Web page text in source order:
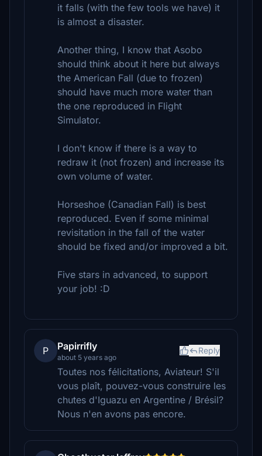
it falls (with the few tools we have) it
is almost a disaster.
Another thing, I know that Asobo
should think about it here but always
the American Fall (due to frozen)
should have much more water than
the one reproduced in Flight
Simulator.
I don't know if there is a way to
redraw it (not frozen) and increase its
own volume of water.
Horseshoe (Canadian Fall) is best
reproduced. Even if some minimal
revisitation in the fall of the water
should be fixed and/or improved a bit.
Five stars in advanced, to support
your job! :D
P Papirrifly
about 5 years ago
Reply
Toutes nos félicitations, Aviateur! S'il
vous plaît, pouvez-vous construire les
chutes d'Iguazu en Argentine / Brésil?
Nous n'en avons pas encore.